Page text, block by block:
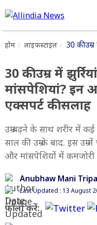
होम लाइफस्टाइल 30 की
30 की उम्र में
मांसपेशियां? इन
एक्सपर्ट की सलाह
उम्र बढ़ने के साथ शरीर में
साल की उम्र के बाद. इस उम्र
और मांसपेशियों में
Anubhaw Mani
Last Updated : 13 August
फॉलो करें: